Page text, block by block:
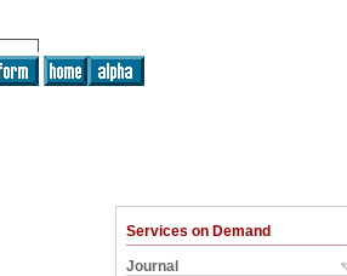
Services on Demand
Journal